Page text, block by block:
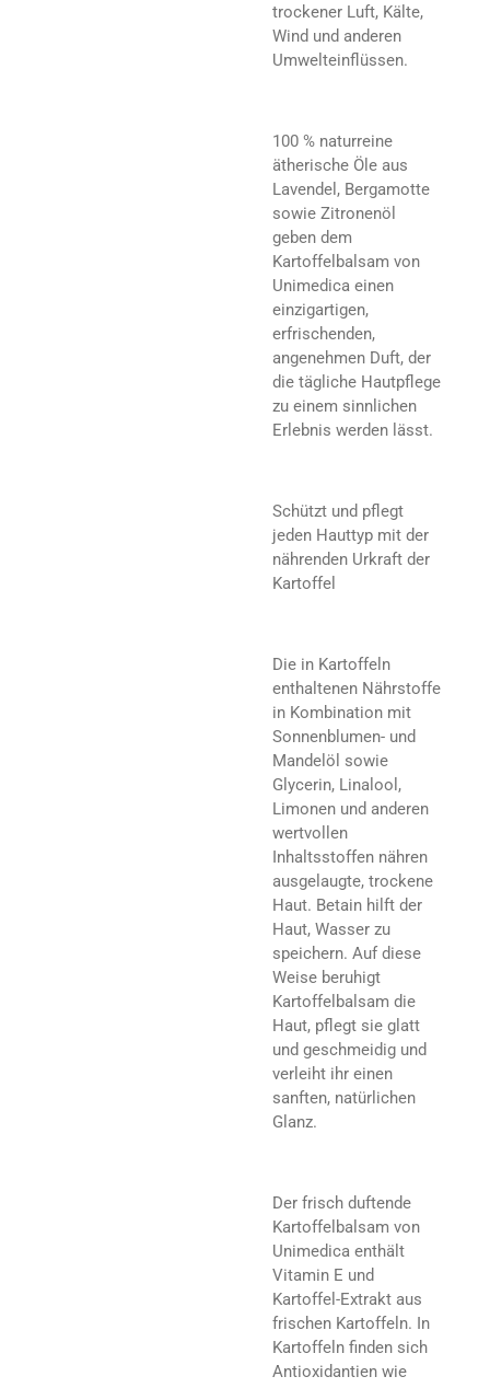
trockener Luft, Kälte,
Wind und anderen
Umwelteinflüssen.
100 % naturreine
ätherische Öle aus
Lavendel, Bergamotte
sowie Zitronenöl
geben dem
Kartoffelbalsam von
Unimedica einen
einzigartigen,
erfrischenden,
angenehmen Duft, der
die tägliche Hautpflege
zu einem sinnlichen
Erlebnis werden lässt.
Schützt und pflegt
jeden Hauttyp mit der
nährenden Urkraft der
Kartoffel
Die in Kartoffeln
enthaltenen Nährstoffe
in Kombination mit
Sonnenblumen- und
Mandelöl sowie
Glycerin, Linalool,
Limonen und anderen
wertvollen
Inhaltsstoffen nähren
ausgelaugte, trockene
Haut. Betain hilft der
Haut, Wasser zu
speichern. Auf diese
Weise beruhigt
Kartoffelbalsam die
Haut, pflegt sie glatt
und geschmeidig und
verleiht ihr einen
sanften, natürlichen
Glanz.
Der frisch duftende
Kartoffelbalsam von
Unimedica enthält
Vitamin E und
Kartoffel-Extrakt aus
frischen Kartoffeln. In
Kartoffeln finden sich
Antioxidantien wie